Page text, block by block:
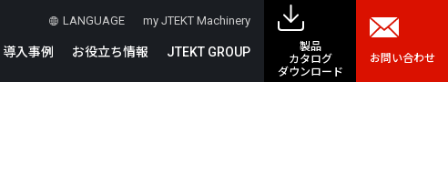
LANGUAGE my JTEKT Machinery
導入事例 お役立ち情報 JTEKT GROUP
製品
カタログ
ダウンロード
お問い合わせ